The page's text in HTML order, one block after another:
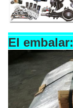
El embalar: